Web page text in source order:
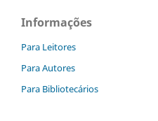
Informações
Para Leitores
Para Autores
Para Bibliotecários